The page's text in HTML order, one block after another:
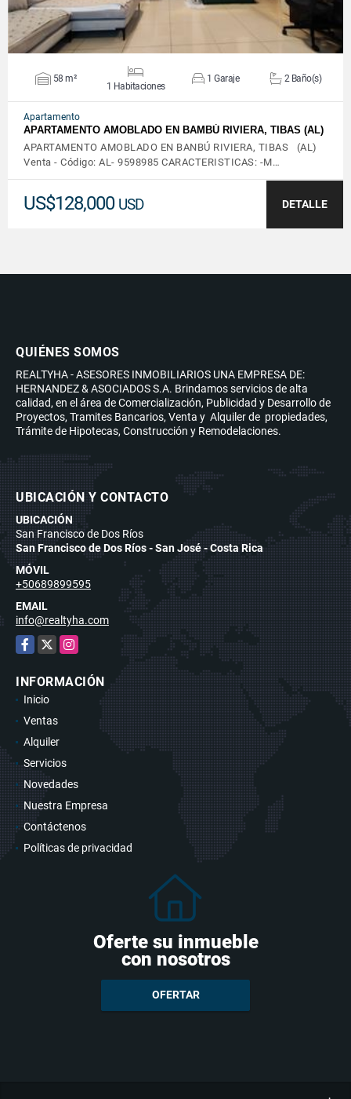
58 m²
1 Habitaciones
1 Garaje 2 Baño(s)
Apartamento
APARTAMENTO AMOBLADO EN BAMBÚ RIVIERA, TIBAS (AL)
APARTAMENTO AMOBLADO EN BANBÚ RIVIERA, TIBAS (AL)
Venta - Código: AL- 9598985 CARACTERISTICAS: -M…
US$128,000 USD DETALLE
QUIÉNES SOMOS
REALTYHA - ASESORES INMOBILIARIOS UNA EMPRESA DE:
HERNANDEZ & ASOCIADOS S.A. Brindamos servicios de alta
calidad, en el área de Comercialización, Publicidad y Desarrollo de
Proyectos, Tramites Bancarios, Venta y Alquiler de propiedades,
Trámite de Hipotecas, Construcción y Remodelaciones.
UBICACIÓN Y CONTACTO
UBICACIÓN
San Francisco de Dos Ríos
San Francisco de Dos Ríos - San José - Costa Rica
MÓVIL
+50689899595
EMAIL
info@realtyha.com
Facebook
X Instagram
INFORMACIÓN
Inicio
Ventas
Alquiler
Servicios
Novedades
Nuestra Empresa
Contáctenos
Políticas de privacidad
Oferte su inmueble
con nosotros
OFERTAR